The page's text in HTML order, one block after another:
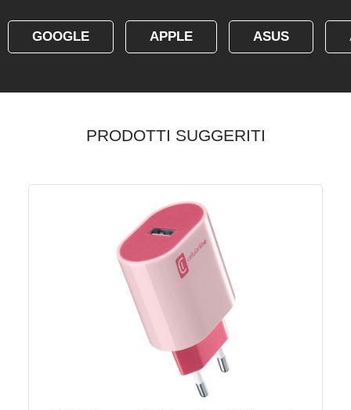
GOOGLE APPLE ASUS
PRODOTTI SUGGERITI